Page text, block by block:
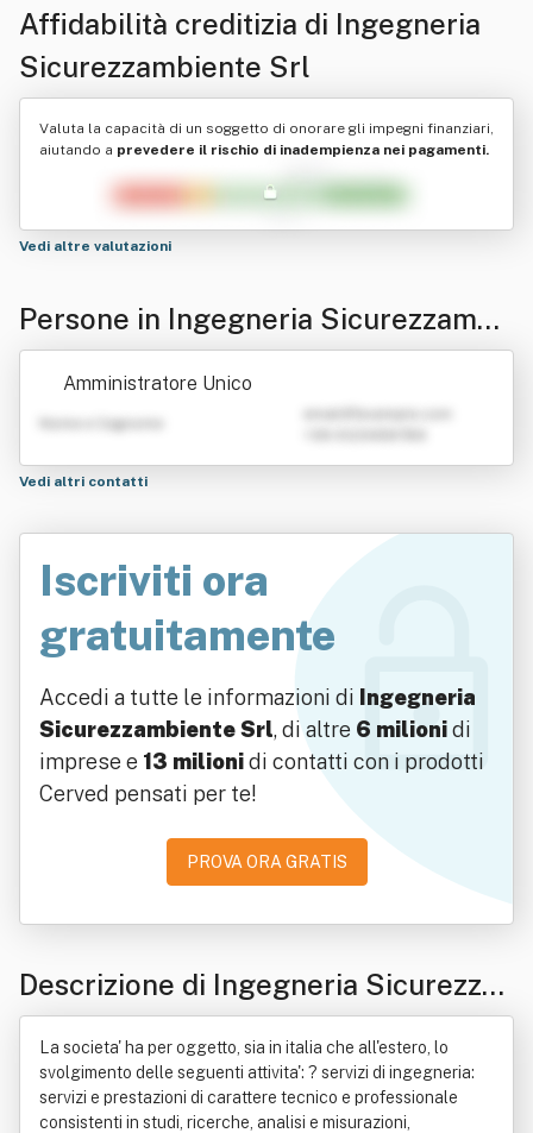
Affidabilità creditizia di Ingegneria
Sicurezzambiente Srl
Valuta la capacità di un soggetto di onorare gli impegni finanziari,
aiutando a prevedere il rischio di inadempienza nei pagamenti.
Vedi altre valutazioni
Persone in Ingegneria Sicurezzambi
ente Srl
Amministratore Unico
Nome e Cognome
Vedi altri contatti
Iscriviti ora
gratuitamente
Accedi a tutte le informazioni di Ingegneria
Sicurezzambiente Srl, di altre 6 milionidi
imprese e 13 milionidi contatti con i prodotti
Cerved pensati per te!
PROVA ORA GRATIS
Descrizione di Ingegneria Sicurezza
mbiente Srl
La societa' ha per oggetto, sia in italia che all'estero, lo
svolgimento delle seguenti attivita': ? servizi di ingegneria:
servizi e prestazioni di carattere tecnico e professionale
consistenti in studi, ricerche, analisi e misurazioni,